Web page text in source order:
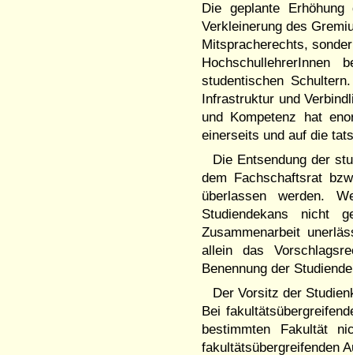
Die geplante
Verkleinerung des
Mitspracherechts,
studentischen
Infrastruktur und
und Kompetenz hat
einerseits und auf die
Die Entsendung der
dem Fachschaftsrat
überlassen werden.
Studiendekans nicht
Zusammenarbeit
allein das
Benennung der
Der Vorsitz der
Bei
bestimmten Fakultät
fakultätsübergreifenden